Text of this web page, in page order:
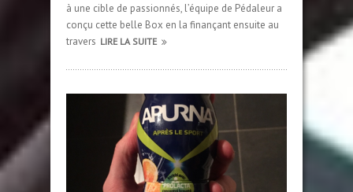
à une cible de passionnés, l’équipe de Pédaleur a
conçu cette belle Box en la finançant ensuite au
travers LIRE LA SUITE